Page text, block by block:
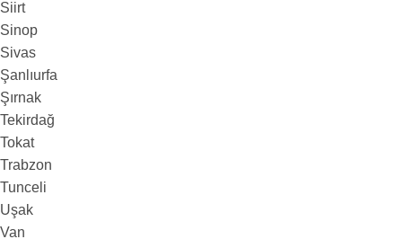
Siirt
Sinop
Sivas
Şanlıurfa
Şırnak
Tekirdağ
Tokat
Trabzon
Tunceli
Uşak
Van